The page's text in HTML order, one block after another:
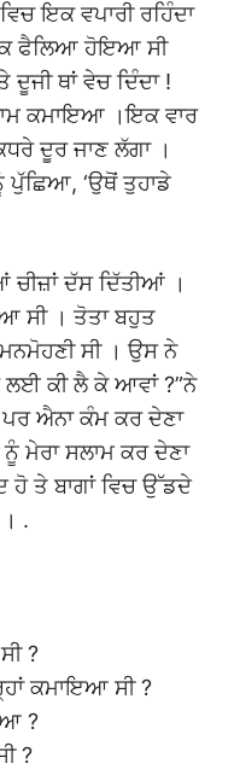
ਇਕ ਵਪਾਰੀ ਰਹਿੰਦਾ
ਫੈਲਿਆ ਹੋਇਆ ਸੀ
ਥਾਂ ਵੇਚ ਦਿੰਦਾ !
ਕਮਾਇਆ ।ਇਕ ਵਾਰ
ਦੂਰ ਜਾਣ ਲੱਗਾ ।
‘ਉਥੋਂ ਤੁਹਾਡੇ
ਦੱਸ ਦਿੱਤੀਆਂ ।
ਸੀ । ਤੋਤਾ ਬਹੁਤ
ਸੀ । ਉਸ ਨੇ
ਲਈ ਕੀ ਲੈ ਕੇ ਆਵਾਂ ?”ਨੇ
ਪਰ ਐਨਾ ਕੰਮ ਕਰ ਦੇਣਾ
ਮੇਰਾ ਸਲਾਮ ਕਰ ਦੇਣਾ
ਹੋ ਤੇ ਬਾਗਾਂ ਵਿਚ ਉੱਡਦੇ
.
?
ਕਮਾਇਆ ਸੀ ?
?
?